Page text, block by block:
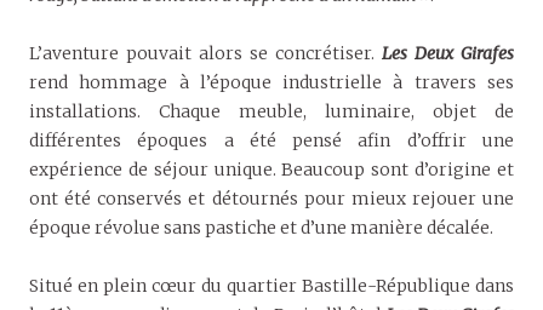
L’aventure pouvait alors se concrétiser. Les Deux Girafes
rend hommage à l’époque industrielle à travers ses
installations. Chaque meuble, luminaire, objet de
différentes époques a été pensé afin d’offrir une
expérience de séjour unique. Beaucoup sont d’origine et
ont été conservés et détournés pour mieux rejouer une
époque révolue sans pastiche et d’une manière décalée.
Situé en plein cœur du quartier Bastille-République dans